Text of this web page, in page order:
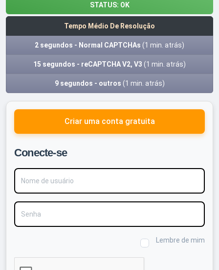
STATUS: OK
Tempo Médio De Resolução
2 segundos - Normal CAPTCHAs (1 min. atrás)
15 segundos - reCAPTCHA V2, V3 (1 min. atrás)
9 segundos - outros (1 min. atrás)
Criar uma conta gratuita
Conecte-se
Nome de usuário
Senha
Lembre de mim